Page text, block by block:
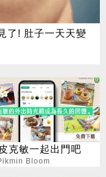
了! 肚子一天天變
克敏一起出門吧
Bloom